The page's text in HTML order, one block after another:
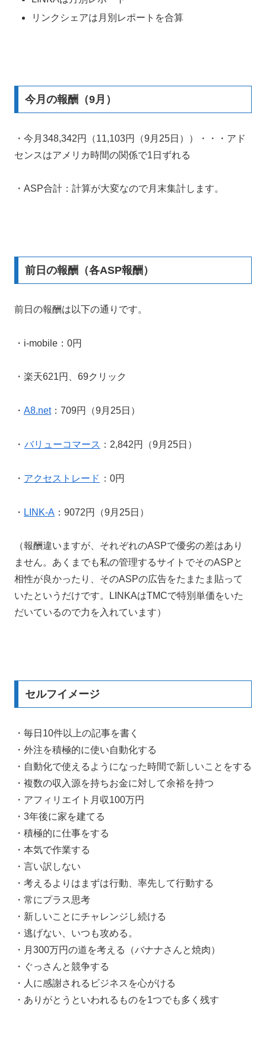
リンクシェアは月別レポートを合算
今月の報酬（9月）
・今月348,342円（11,103円（9月25日））・・・アド
センスはアメリカ時間の関係で1日ずれる
・ASP合計：計算が大変なので月末集計します。
前日の報酬（各ASP報酬）
前日の報酬は以下の通りです。
・i-mobile：0円
・楽天621円、69クリック
・ A8.net：709円（9月25日）
・ バリューコマース ：2,842円（9月25日）
・ アクセストレード ：0円
・ LINK-A ：9072円（9月25日）
（報酬違いますが、それぞれのASPで優劣の差はあり
ません。あくまでも私の管理するサイトでそのASPと
相性が良かったり、そのASPの広告をたまたま貼って
いたというだけです。LINKAはTMCで特別単価をいた
だいているので力を入れています）
セルフイメージ
・毎日10件以上の記事を書く
・外注を積極的に使い自動化する
・自動化で使えるようになった時間で新しいことをする
・複数の収入源を持ちお金に対して余裕を持つ
・アフィリエイト月収100万円
・3年後に家を建てる
・積極的に仕事をする
・本気で作業する
・言い訳しない
・考えるよりはまずは行動、率先して行動する
・常にプラス思考
・新しいことにチャレンジし続ける
・逃げない、いつも攻める。
・月300万円の道を考える（バナナさんと焼肉）
・ぐっさんと競争する
・人に感謝されるビジネスを心がける
・ありがとうといわれるものを1つでも多く残す